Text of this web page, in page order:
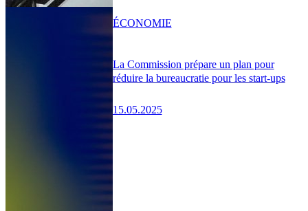
La Commission prépare un plan pour
réduire la bureaucratie pour les start-ups
15.05.2025
ÉCONOMIE